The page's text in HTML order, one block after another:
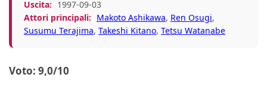
Uscita: 1997-09-03
Attori principali: Makoto Ashikawa, Ren Osugi,
Susumu Terajima, Takeshi Kitano, Tetsu Watanabe
Voto: 9,0/10